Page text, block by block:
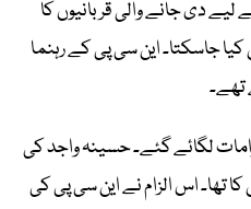
لیے دی جانے والی قربانیوں کا
کیا جاسکتا۔ این سی پی کے رہنما
لگائے گئے۔ حسینہ واجد کی
تھا۔ اس الزام نے این سی پی کی